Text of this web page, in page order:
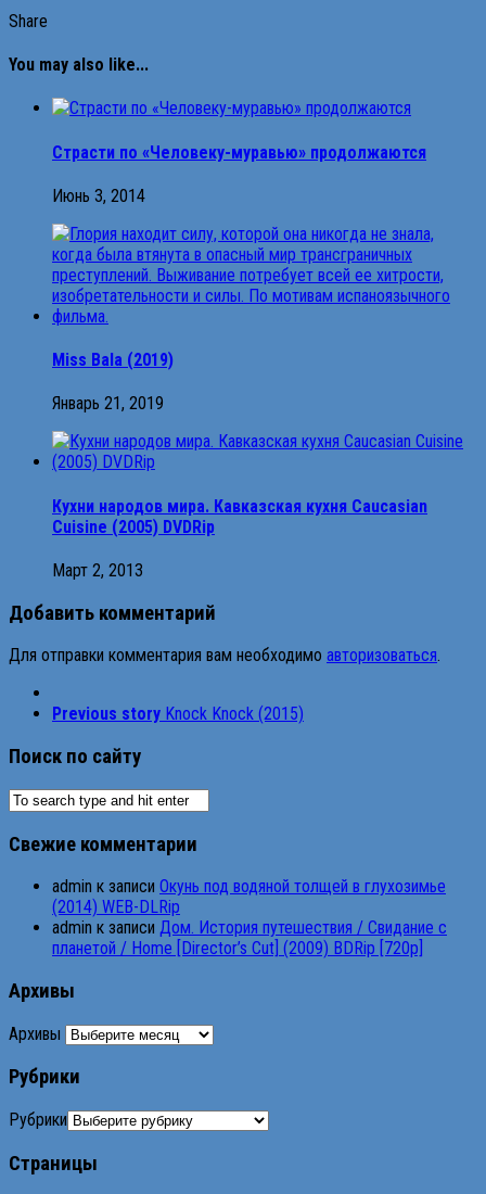
Share
You may also like...
Страсти по «Человеку-муравью» продолжаются
Июнь 3, 2014
Miss Bala (2019)
Январь 21, 2019
Кухни народов мира. Кавказская кухня Caucasian
Cuisine (2005) DVDRip
Март 2, 2013
Добавить комментарий
Для отправки комментария вам необходимо авторизоваться.
Previous story Knock Knock (2015)
Поиск по сайту
Свежие комментарии
admin к записи Окунь под водяной толщей в глухозимье
(2014) WEB-DLRip
admin к записи Дом. История путешествия / Свидание с
планетой / Home [Director’s Cut] (2009) BDRip [720p]
Архивы
Архивы
Рубрики
Рубрики
Страницы